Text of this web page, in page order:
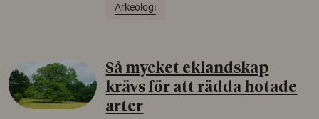
Arkeologi
Så mycket eklandskap
krävs för att rädda hotade
arter